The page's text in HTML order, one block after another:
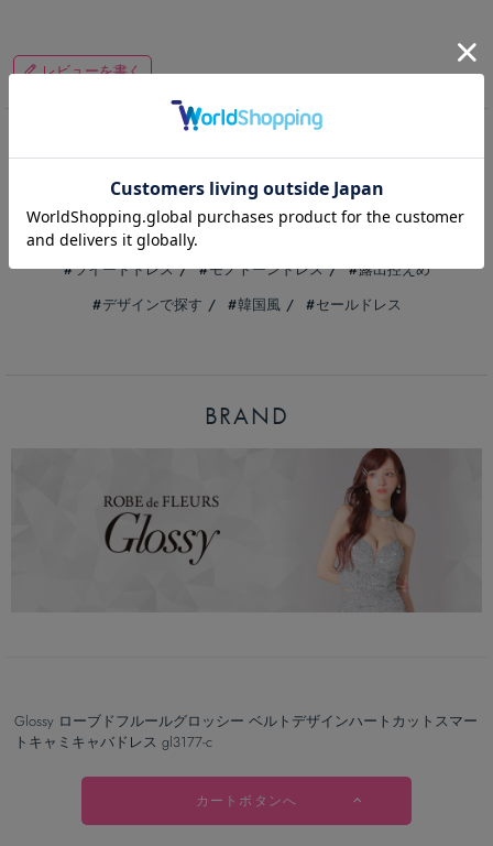
レビューを書く
ITEM KEYWORD
最新ミニドレス ランキング
ツイードドレス
モノトーンドレス
露出控えめ
デザインで探す
韓国風 セールドレス
BRAND
Glossy ローブドフルールグロッシー ベルトデザインハートカットスマー
トキャミキャバドレス gl3177-c
カートボタンへ